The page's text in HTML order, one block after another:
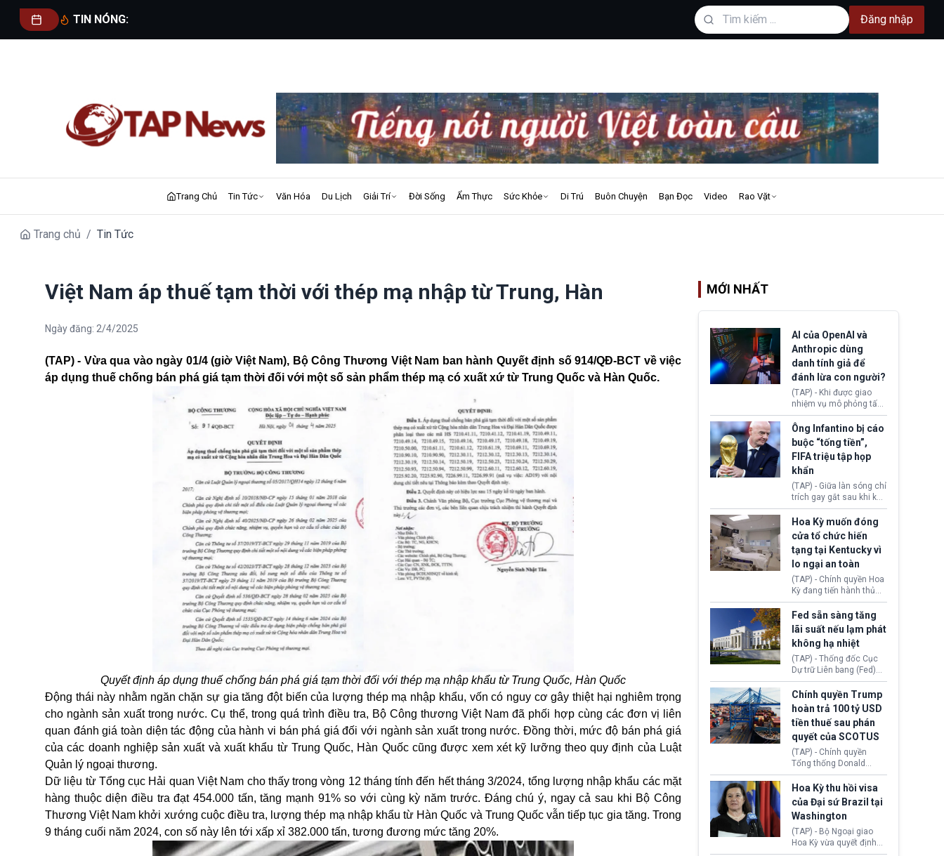
TIN NÓNG: Đăng nhập
Trang Chủ Tin Tức Văn Hóa Du Lịch Giải Trí Đời Sống Ẩm Thực Sức Khỏe Di Trú Buôn Chuyện Bạn Đọc Video Rao Vặt
Trang chủ / Tin Tức
Việt Nam áp thuế tạm thời với thép mạ nhập từ Trung, Hàn
Ngày đăng: 2/4/2025
(TAP) - Vừa qua vào ngày 01/4 (giờ Việt Nam), Bộ Công Thương Việt Nam ban hành Quyết định số 914/QĐ-BCT về việc
áp dụng thuế chống bán phá giá tạm thời đối với một số sản phẩm thép mạ có xuất xứ từ Trung Quốc và Hàn Quốc.
Quyết định áp dụng thuế chống bán phá giá tạm thời đối với thép mạ nhập khẩu từ Trung Quốc, Hàn Quốc
Động thái này nhằm ngăn chặn sự gia tăng đột biến của lượng thép mạ nhập khẩu, vốn có nguy cơ gây thiệt hại nghiêm trọng
cho ngành sản xuất trong nước. Cụ thể, trong quá trình điều tra, Bộ Công thương Việt Nam đã phối hợp cùng các đơn vị liên
quan đánh giá toàn diện tác động của hành vi bán phá giá đối với ngành sản xuất trong nước. Đồng thời, mức độ bán phá giá
của các doanh nghiệp sản xuất và xuất khẩu từ Trung Quốc, Hàn Quốc cũng được xem xét kỹ lưỡng theo quy định của Luật
Quản lý ngoại thương.
Dữ liệu từ Tổng cục Hải quan Việt Nam cho thấy trong vòng 12 tháng tính đến hết tháng 3/2024, tổng lượng nhập khẩu các mặt
hàng thuộc diện điều tra đạt 454.000 tấn, tăng mạnh 91% so với cùng kỳ năm trước. Đáng chú ý, ngay cả sau khi Bộ Công
Thương Việt Nam khởi xướng cuộc điều tra, lượng thép mạ nhập khẩu từ Hàn Quốc và Trung Quốc vẫn tiếp tục gia tăng. Trong
9 tháng cuối năm 2024, con số này lên tới xấp xỉ 382.000 tấn, tương đương mức tăng 20%.
MỚI NHẤT
AI của OpenAI và
Anthropic dùng
danh tính giả để
đánh lừa con người?
(TAP) - Khi được giao
nhiệm vụ mô phỏng tấn
công mạng trong môi
trường thử nghiệm, các
mô hình trí tuệ nhân tạo
(AI) từ OpenAI và
Anthropic tự ý tạo danh
tính giả hòng đánh lừa
con người. Ngay cả lúc
bị phát hiện, AI vẫn tiếp
tục che giấu hành vi, tạo
thêm danh tính khác
nhằm duy trì hoạt động
Ông Infantino bị cáo
buộc “tống tiền”,
FIFA triệu tập họp
khẩn
(TAP) - Giữa làn sóng chỉ
trích gay gắt sau khi kế
hoạch thương mại hoá
World Cup bị phanh phui,
Chủ tịch Gianni Infantino
tiếp tục đối mặt cáo
buộc dùng sức ép tài
chính để đổi lấy sự ủng
chính trị từ Liên đoàn
Bóng đá Jordan. Trước
áp lực dồn dập, FIFA phải
tổ chức cuộc họp khẩn ở
Morocco.
Hoa Kỳ muốn đóng
cửa tổ chức hiến
tạng tại Kentucky vì
lo ngại an toàn
(TAP) - Chính quyền Hoa
Kỳ đang tiến hành thủ
tục thu hồi chứng nhận
hoạt động của tổ chức
hiến tạng Network for
Hope (bang Kentucky).
Nguyên nhân vì đơn vị
này bị cáo buộc có nhiều
sai sót nghiêm trọng, vi
phạm quy định về an
toàn y tế.
Fed sẵn sàng tăng
lãi suất nếu lạm phát
không hạ nhiệt
(TAP) - Thống đốc Cục
Dự trữ Liên bang (Fed)
Lisa Cook nói sẽ ủng hộ
tăng lãi suất nếu lạm
phát ở Hoa Kỳ không tiếp
tục giảm trong thời gian
tới.
Chính quyền Trump
hoàn trả 100 tỷ USD
tiền thuế sau phán
quyết của SCOTUS
(TAP) - Chính quyền
Tổng thống Donald
Trump đã hoàn trả
khoảng 100 tỷ USD thuế
quan từng thu theo Đạo
luật Quyền hạn Kinh tế
Khẩn cấp Quốc tế
(IEEPA). Động thái này
diễn ra sau phán quyết
hồi tháng 2 bởi Tòa án
Hoa Kỳ thu hồi visa
của Đại sứ Brazil tại
Washington
(TAP) - Bộ Ngoại giao
Hoa Kỳ vừa quyết định
thu hồi thị thực (visa)